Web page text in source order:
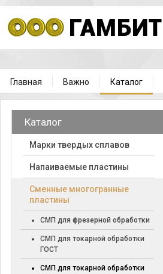
Главная Важно Каталог
Каталог
Марки твердых сплавов
Напаиваемые пластины
Cменные многогранные
пластины
СМП для фрезерной обработки
СМП для токарной обработки
ГОСТ
СМП для токарной обработки